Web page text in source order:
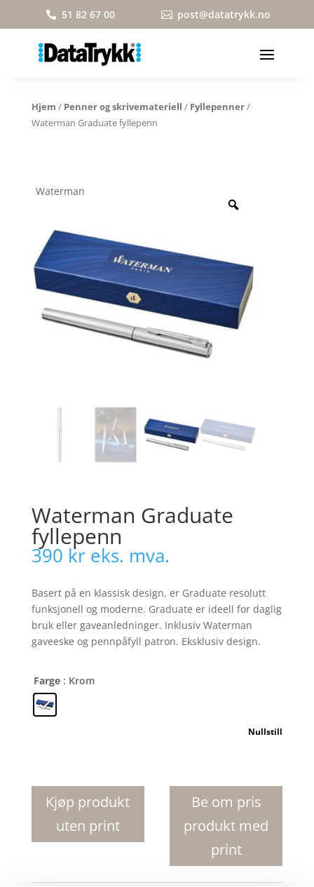
 51 82 67 00  post@datatrykk.no
Hjem / Penner og skrivemateriell / Fyllepenner/
Waterman Graduate fyllepenn
Waterman
Waterman Graduate
fyllepenn
390 kr eks. mva.
Basert på en klassisk design, er Graduate resolutt
funksjonell og moderne. Graduate er ideell for daglig
bruk eller gaveanledninger. Inklusiv Waterman
gaveeske og pennpåfyll patron. Eksklusiv design.
Farge : Krom
Nullstill
fyllepenn
antall
Kjøp produkt
uten print
Be om pris
produkt med
print